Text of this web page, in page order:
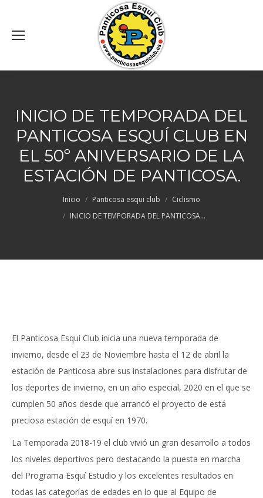
INICIO DE TEMPORADA DEL
PANTICOSA ESQUÍ CLUB EN
EL 50º ANIVERSARIO DE LA
ESTACIÓN DE PANTICOSA.
Inicio Panticosa esqui club
Ciclismo
INICIO DE TEMPORADA DEL PANTICOSA…
El Panticosa Esquí Club inicia una nueva temporada de
invierno, desde el 23 de Noviembre hasta el 12 de abril la
estación de Panticosa abre sus instalaciones para disfrutar de
los deportes de invierno, en un año especial, 2020 en el que se
cumplen 50 años desde que arrancó el proyecto de está
preciosa estación de esquí en 1970.
La Temporada 2018-19 el club vivió un gran desarrollo a todos
los niveles deportivos pero destacando la puesta en marcha
del Programa Esquí Estudio y los excelentes resultados en
todas las categorías de edades en lo que al Equipo de